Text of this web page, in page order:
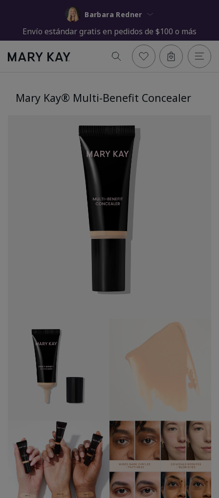
Barbara Redner
Envío estándar gratis en pedidos de $100 o más
Mary Kay® Multi-Benefit Concealer